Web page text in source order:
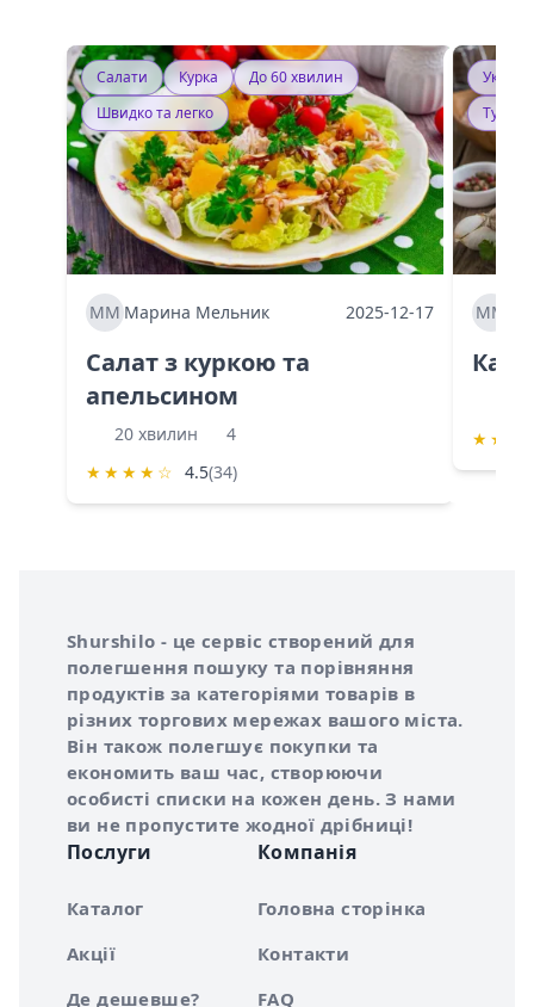
Салати Курка
До 60 хвилин
Швидко та легко
ММ Марина Мельник 2025-12-17
Салат з куркою та
апельсином
20 хвилин
4
★ ★ ★ ★ ☆ 4.5(34)
ММ
★ ★
Про сервіс Shurshilo
Shurshilo - це сервіс створений для
полегшення пошуку та порівняння
продуктів за категоріями товарів в
різних торгових мережах вашого міста.
Він також полегшує покупки та
економить ваш час, створюючи
особисті списки на кожен день. З нами
ви не пропустите жодної дрібниці!
Послуги
Каталог
Акції
Де дешевше?
Компанія
Головна сторінка
Контакти
FAQ